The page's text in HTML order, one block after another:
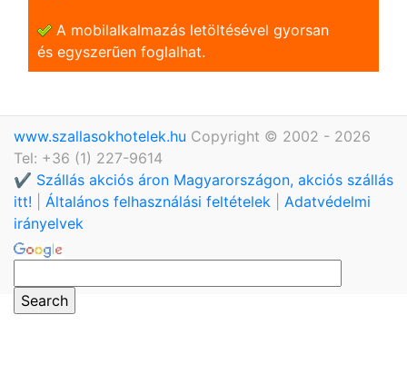
A mobilalkalmazás letöltésével gyorsan
és egyszerũen foglalhat.
www.szallasokhotelek.hu Copyright © 2002 - 2026
Tel: +36 (1) 227-9614
✔️ Szállás akciós áron Magyarországon, akciós szállás
itt!
Általános felhasználási feltételek
Adatvédelmi
irányelvek